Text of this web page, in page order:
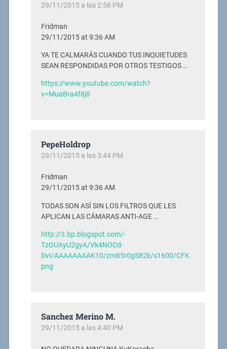
29/11/2015 a las 2:58 PM
Fridman
29/11/2015 at 9:36 AM
YA TE CALMARÁS CUANDO TUS INQUIETUDES
SEAN RESPONDIDAS POR OTROS TESTIGOS …
https://www.youtube.com/watch?
v=MuaBra4f8j8
PepeHoldrop
29/11/2015 a las 3:44 PM
Fridman
29/11/2015 at 9:36 AM
TODAS SON ASÍ SIN LOS FILTROS QUE LES
APLICAN LAS CÁMARAS ANTI-AGE …
http://3.bp.blogspot.com/-
TzOUAyU2gyA/Vk4NOCd-
DvI/AAAAAAAAK10/zm85r0gS82k/s1600/CFK.
png
Sanchez Merino M.
29/11/2015 a las 4:40 PM